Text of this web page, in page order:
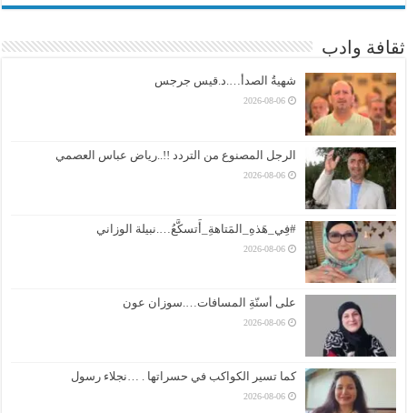
ثقافة وادب
شهيةُ الصدأ….د.قيس جرجس
2026-08-06
الرجل المصنوع من التردد !!..رياض عباس العصمي
2026-08-06
#فِي_هَذهِ_المَتاهةِ_أَتسكَّعُ….نبيلة الوزاني
2026-08-06
على أسنّةِ المسافات….سوزان عون
2026-08-06
كما تسير الكواكب في حسراتها . …نجلاء رسول
2026-08-06